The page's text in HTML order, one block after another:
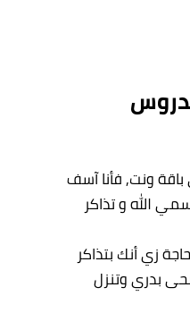
ونت, فأنا آسف
الله و تذاكر
زي أنك بتذاكر
بدري وتنزل